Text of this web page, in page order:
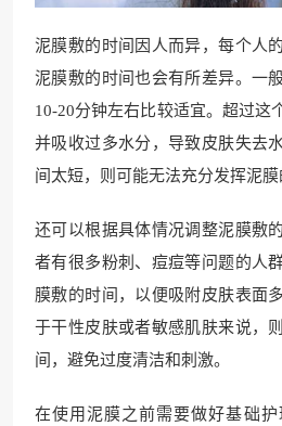
泥膜敷的时间因人而异，每个人
泥膜敷的时间也会有所差异。一
10-20分钟左右比较适宜。超过这
并吸收过多水分，导致皮肤失去
间太短，则可能无法充分发挥泥膜
还可以根据具体情况调整泥膜敷
者有很多粉刺、痘痘等问题的人
膜敷的时间，以便吸附皮肤表面
于干性皮肤或者敏感肌肤来说，
间，避免过度清洁和刺激。
在使用泥膜之前需要做好基础